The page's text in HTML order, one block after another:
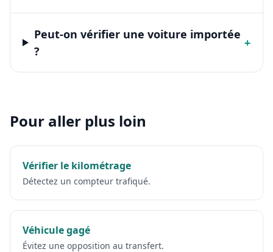
Peut-on vérifier une voiture importée
?
+
Pour aller plus loin
Vérifier le kilométrage
Détectez un compteur trafiqué.
Véhicule gagé
Évitez une opposition au transfert.